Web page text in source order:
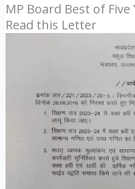
MP Board Best of
Read this Letter